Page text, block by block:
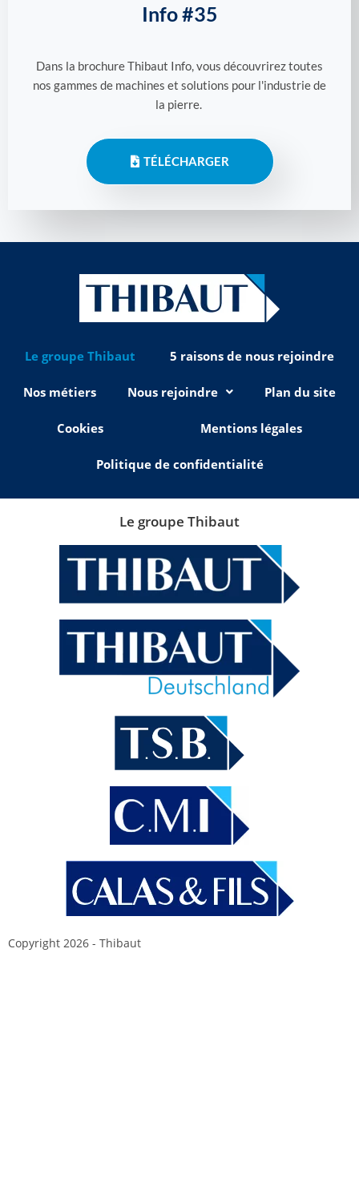
Info #35
Dans la brochure Thibaut Info, vous découvrirez toutes
nos gammes de machines et solutions pour l'industrie de
la pierre.
TÉLÉCHARGER
Le groupe Thibaut 5 raisons de nous rejoindre
Nos métiers Nous rejoindre Plan du site
Cookies Mentions légales
Politique de confidentialité
Le groupe Thibaut
Copyright 2026 - Thibaut